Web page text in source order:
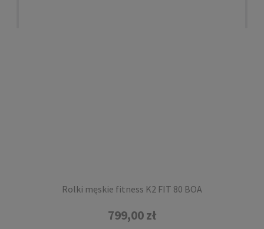
Rolki regulowane dla dzieci K2 LUMI BOA
Rolki męskie fitness K2 FIT 80 BOA
799,00 zł